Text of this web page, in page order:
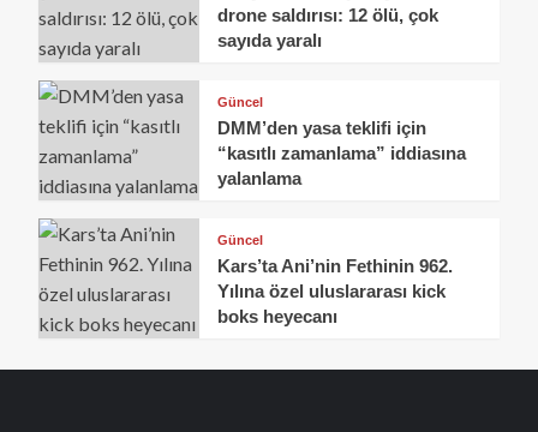
drone saldırısı: 12 ölü, çok
sayıda yaralı
Güncel
DMM’den yasa teklifi için
“kasıtlı zamanlama” iddiasına
yalanlama
Güncel
Kars’ta Ani’nin Fethinin 962.
Yılına özel uluslararası kick
boks heyecanı